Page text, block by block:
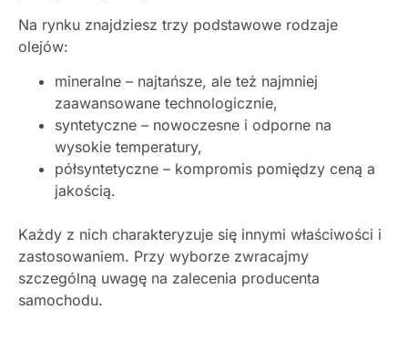
Na rynku znajdziesz trzy podstawowe rodzaje
olejów:
mineralne – najtańsze, ale też najmniej
zaawansowane technologicznie,
syntetyczne – nowoczesne i odporne na
wysokie temperatury,
półsyntetyczne – kompromis pomiędzy ceną a
jakością.
Każdy z nich charakteryzuje się innymi właściwości i
zastosowaniem. Przy wyborze zwracajmy
szczególną uwagę na zalecenia producenta
samochodu.